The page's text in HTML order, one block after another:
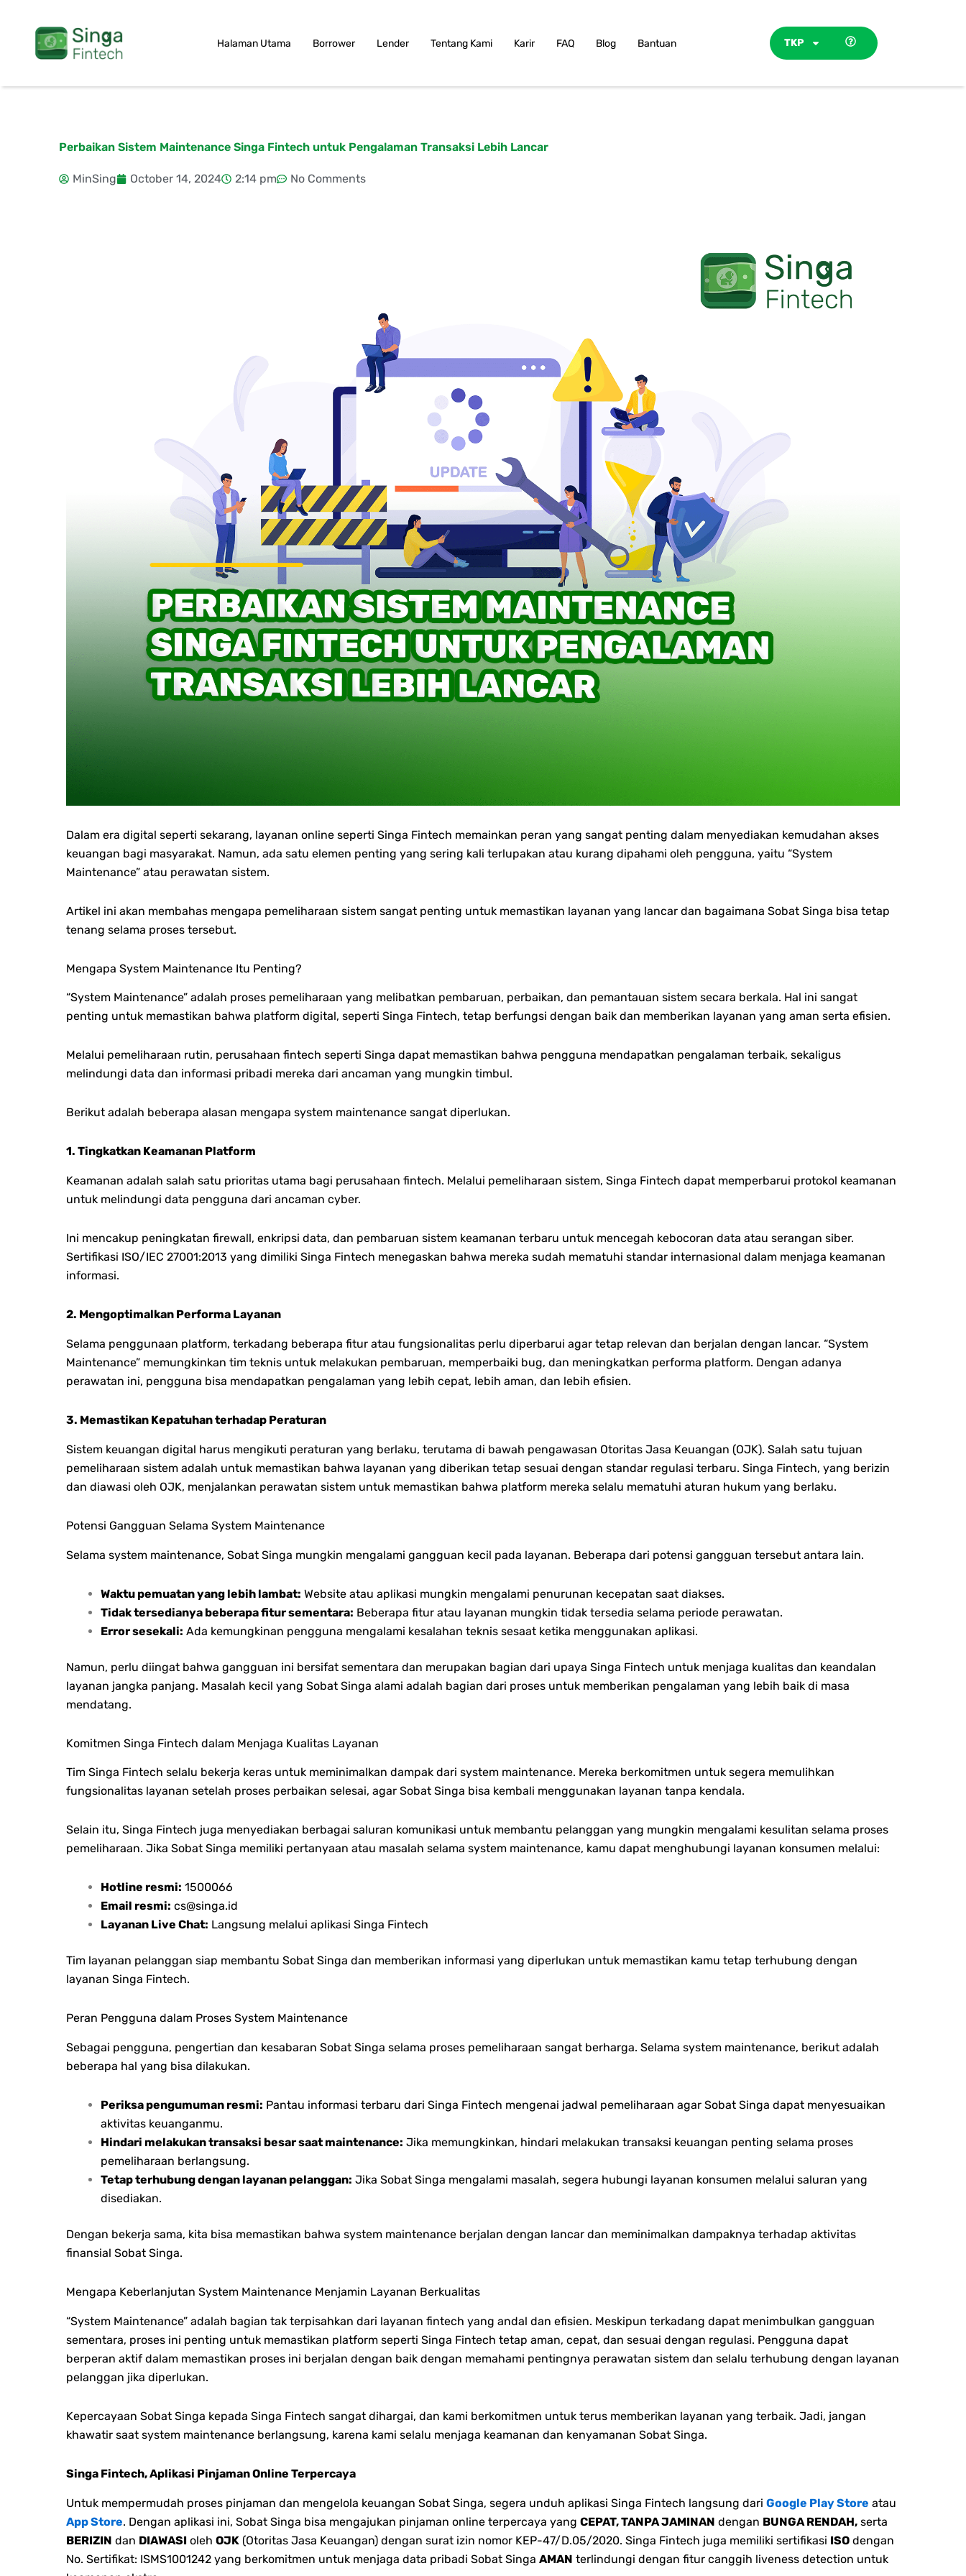
content
Halaman Utama Borrower Lender Tentang Kami Karir FAQ Blog Bantuan TKP
Perbaikan Sistem Maintenance Singa Fintech untuk Pengalaman Transaksi Lebih Lancar
MinSing October 14, 2024 2:14 pm No Comments
Dalam era digital seperti sekarang, layanan online seperti Singa Fintech memainkan peran yang sangat penting dalam menyediakan kemudahan akses
keuangan bagi masyarakat. Namun, ada satu elemen penting yang sering kali terlupakan atau kurang dipahami oleh pengguna, yaitu “System
Maintenance” atau perawatan sistem.
Artikel ini akan membahas mengapa pemeliharaan sistem sangat penting untuk memastikan layanan yang lancar dan bagaimana Sobat Singa bisa tetap
tenang selama proses tersebut.
Mengapa System Maintenance Itu Penting?
“System Maintenance” adalah proses pemeliharaan yang melibatkan pembaruan, perbaikan, dan pemantauan sistem secara berkala. Hal ini sangat
penting untuk memastikan bahwa platform digital, seperti Singa Fintech, tetap berfungsi dengan baik dan memberikan layanan yang aman serta efisien.
Melalui pemeliharaan rutin, perusahaan fintech seperti Singa dapat memastikan bahwa pengguna mendapatkan pengalaman terbaik, sekaligus
melindungi data dan informasi pribadi mereka dari ancaman yang mungkin timbul.
Berikut adalah beberapa alasan mengapa system maintenance sangat diperlukan.
1. Tingkatkan Keamanan Platform
Keamanan adalah salah satu prioritas utama bagi perusahaan fintech. Melalui pemeliharaan sistem, Singa Fintech dapat memperbarui protokol keamanan
untuk melindungi data pengguna dari ancaman cyber.
Ini mencakup peningkatan firewall, enkripsi data, dan pembaruan sistem keamanan terbaru untuk mencegah kebocoran data atau serangan siber.
Sertifikasi ISO/IEC 27001:2013 yang dimiliki Singa Fintech menegaskan bahwa mereka sudah mematuhi standar internasional dalam menjaga keamanan
informasi.
2. Mengoptimalkan Performa Layanan
Selama penggunaan platform, terkadang beberapa fitur atau fungsionalitas perlu diperbarui agar tetap relevan dan berjalan dengan lancar. “System
Maintenance” memungkinkan tim teknis untuk melakukan pembaruan, memperbaiki bug, dan meningkatkan performa platform. Dengan adanya
perawatan ini, pengguna bisa mendapatkan pengalaman yang lebih cepat, lebih aman, dan lebih efisien.
3. Memastikan Kepatuhan terhadap Peraturan
Sistem keuangan digital harus mengikuti peraturan yang berlaku, terutama di bawah pengawasan Otoritas Jasa Keuangan (OJK). Salah satu tujuan
pemeliharaan sistem adalah untuk memastikan bahwa layanan yang diberikan tetap sesuai dengan standar regulasi terbaru. Singa Fintech, yang berizin
dan diawasi oleh OJK, menjalankan perawatan sistem untuk memastikan bahwa platform mereka selalu mematuhi aturan hukum yang berlaku.
Potensi Gangguan Selama System Maintenance
Selama system maintenance, Sobat Singa mungkin mengalami gangguan kecil pada layanan. Beberapa dari potensi gangguan tersebut antara lain.
Waktu pemuatan yang lebih lambat: Website atau aplikasi mungkin mengalami penurunan kecepatan saat diakses.
Tidak tersedianya beberapa fitur sementara: Beberapa fitur atau layanan mungkin tidak tersedia selama periode perawatan.
Error sesekali: Ada kemungkinan pengguna mengalami kesalahan teknis sesaat ketika menggunakan aplikasi.
Namun, perlu diingat bahwa gangguan ini bersifat sementara dan merupakan bagian dari upaya Singa Fintech untuk menjaga kualitas dan keandalan
layanan jangka panjang. Masalah kecil yang Sobat Singa alami adalah bagian dari proses untuk memberikan pengalaman yang lebih baik di masa
mendatang.
Komitmen Singa Fintech dalam Menjaga Kualitas Layanan
Tim Singa Fintech selalu bekerja keras untuk meminimalkan dampak dari system maintenance. Mereka berkomitmen untuk segera memulihkan
fungsionalitas layanan setelah proses perbaikan selesai, agar Sobat Singa bisa kembali menggunakan layanan tanpa kendala.
Selain itu, Singa Fintech juga menyediakan berbagai saluran komunikasi untuk membantu pelanggan yang mungkin mengalami kesulitan selama proses
pemeliharaan. Jika Sobat Singa memiliki pertanyaan atau masalah selama system maintenance, kamu dapat menghubungi layanan konsumen melalui:
Hotline resmi: 1500066
Email resmi: cs@singa.id
Layanan Live Chat: Langsung melalui aplikasi Singa Fintech
Tim layanan pelanggan siap membantu Sobat Singa dan memberikan informasi yang diperlukan untuk memastikan kamu tetap terhubung dengan
layanan Singa Fintech.
Peran Pengguna dalam Proses System Maintenance
Sebagai pengguna, pengertian dan kesabaran Sobat Singa selama proses pemeliharaan sangat berharga. Selama system maintenance, berikut adalah
beberapa hal yang bisa dilakukan.
Periksa pengumuman resmi: Pantau informasi terbaru dari Singa Fintech mengenai jadwal pemeliharaan agar Sobat Singa dapat menyesuaikan
aktivitas keuanganmu.
Hindari melakukan transaksi besar saat maintenance: Jika memungkinkan, hindari melakukan transaksi keuangan penting selama proses
pemeliharaan berlangsung.
Tetap terhubung dengan layanan pelanggan: Jika Sobat Singa mengalami masalah, segera hubungi layanan konsumen melalui saluran yang
disediakan.
Dengan bekerja sama, kita bisa memastikan bahwa system maintenance berjalan dengan lancar dan meminimalkan dampaknya terhadap aktivitas
finansial Sobat Singa.
Mengapa Keberlanjutan System Maintenance Menjamin Layanan Berkualitas
“System Maintenance” adalah bagian tak terpisahkan dari layanan fintech yang andal dan efisien. Meskipun terkadang dapat menimbulkan gangguan
sementara, proses ini penting untuk memastikan platform seperti Singa Fintech tetap aman, cepat, dan sesuai dengan regulasi. Pengguna dapat
berperan aktif dalam memastikan proses ini berjalan dengan baik dengan memahami pentingnya perawatan sistem dan selalu terhubung dengan layanan
pelanggan jika diperlukan.
Kepercayaan Sobat Singa kepada Singa Fintech sangat dihargai, dan kami berkomitmen untuk terus memberikan layanan yang terbaik. Jadi, jangan
khawatir saat system maintenance berlangsung, karena kami selalu menjaga keamanan dan kenyamanan Sobat Singa.
Singa Fintech, Aplikasi Pinjaman Online Terpercaya
Untuk mempermudah proses pinjaman dan mengelola keuangan Sobat Singa, segera unduh aplikasi Singa Fintech langsung dari Google Play Store atau
App Store. Dengan aplikasi ini, Sobat Singa bisa mengajukan pinjaman online terpercaya yang CEPAT, TANPA JAMINAN dengan BUNGA RENDAH, serta
BERIZIN dan DIAWASI oleh OJK (Otoritas Jasa Keuangan) dengan surat izin nomor KEP-47/D.05/2020. Singa Fintech juga memiliki sertifikasi ISO dengan
No. Sertifikat: ISMS1001242 yang berkomitmen untuk menjaga data pribadi Sobat Singa AMAN terlindungi dengan fitur canggih liveness detection untuk